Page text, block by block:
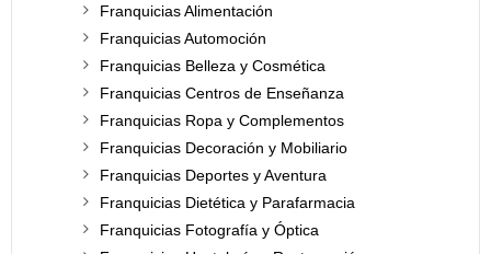
Franquicias Alimentación
Franquicias Automoción
Franquicias Belleza y Cosmética
Franquicias Centros de Enseñanza
Franquicias Ropa y Complementos
Franquicias Decoración y Mobiliario
Franquicias Deportes y Aventura
Franquicias Dietética y Parafarmacia
Franquicias Fotografía y Óptica